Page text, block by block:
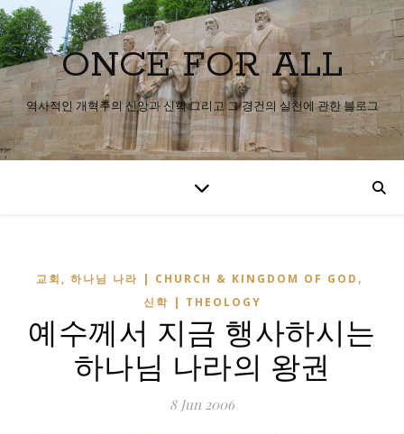
ONCE FOR ALL
역사적인 개혁주의 신앙과 신학 그리고 그 경건의 실천에 관한 블로그
교회, 하나님 나라 | CHURCH & KINGDOM OF GOD ,
신학 | THEOLOGY
예수께서 지금 행사하시는
하나님 나라의 왕권
8 Jun 2006